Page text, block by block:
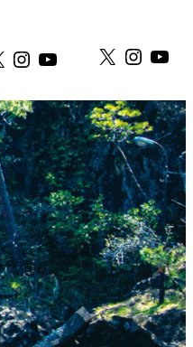
Instagram
YouTube
X